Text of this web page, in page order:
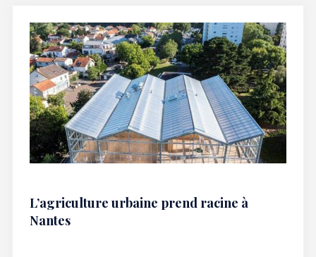
L’agriculture urbaine prend racine à
Nantes